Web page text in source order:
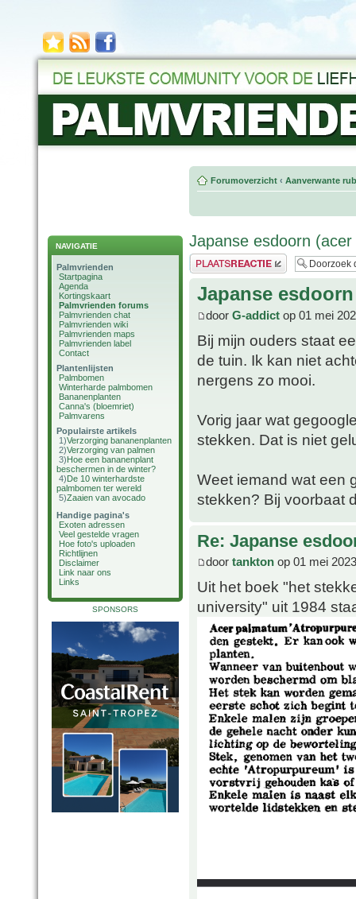
NAVIGATIE
Palmvrienden
Startpagina
Agenda
Kortingskaart
Palmvrienden forums
Palmvrienden chat
Palmvrienden wiki
Palmvrienden maps
Palmvrienden label
Contact
Plantenlijsten
Palmbomen
Winterharde palmbomen
Bananenplanten
Canna's (bloemriet)
Palmvarens
Populairste artikels
1)Verzorging bananenplanten
2)Verzorging van palmen
3)Hoe een bananenplant
beschermen in de winter?
4)De 10 winterhardste
palmbomen ter wereld
5)Zaaien van avocado
Handige pagina's
Exoten adressen
Veel gestelde vragen
Hoe foto's uploaden
Richtlijnen
Disclaimer
Link naar ons
Links
SPONSORS
Forumoverzicht ‹ Aanverwante
Japanse esdoorn
Plaats een reactie
Japanse
door G-addict op 01 mei
Bij mijn ouders staat
de tuin. Ik kan niet
nergens zo mooi.
Vorig jaar wat
stekken. Dat is niet
Weet iemand wat een
stekken? Bij voorbaat
Re: Japanse
door tankton op 01 mei
Uit het boek "het
university" uit 1984